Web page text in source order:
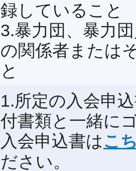
録していること
3.暴力団、暴力
の関係者または
と
1.所定の入会申
付書類と一緒に
入会申込書はこ
ださい。